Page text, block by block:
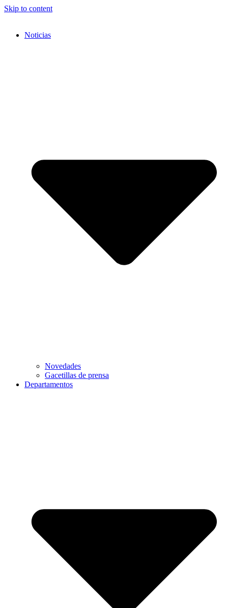
Skip to content
Noticias
Novedades
Gacetillas de prensa
Departamentos